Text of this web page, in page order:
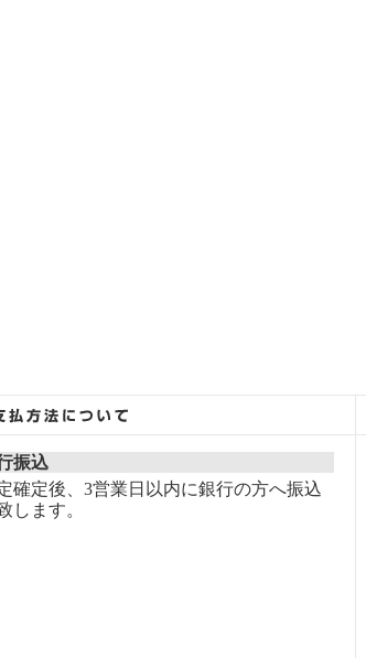
振込
確定後、3営業日以内に銀行の方へ振込
します。